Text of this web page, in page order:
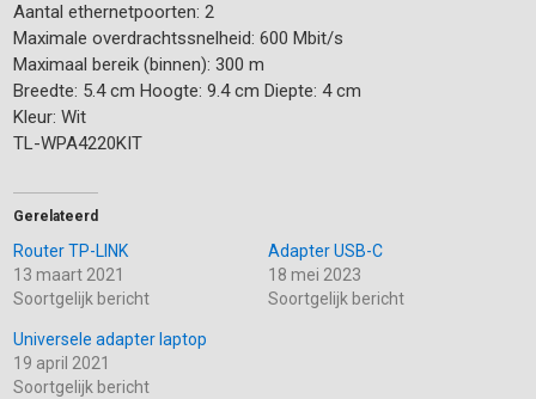
Aantal ethernetpoorten: 2
Maximale overdrachtssnelheid: 600 Mbit/s
Maximaal bereik (binnen): 300 m
Breedte: 5.4 cm Hoogte: 9.4 cm Diepte: 4 cm
Kleur: Wit
TL-WPA4220KIT
Gerelateerd
Router TP-LINK
13 maart 2021
Soortgelijk bericht
Adapter USB-C
18 mei 2023
Soortgelijk bericht
Universele adapter laptop
19 april 2021
Soortgelijk bericht